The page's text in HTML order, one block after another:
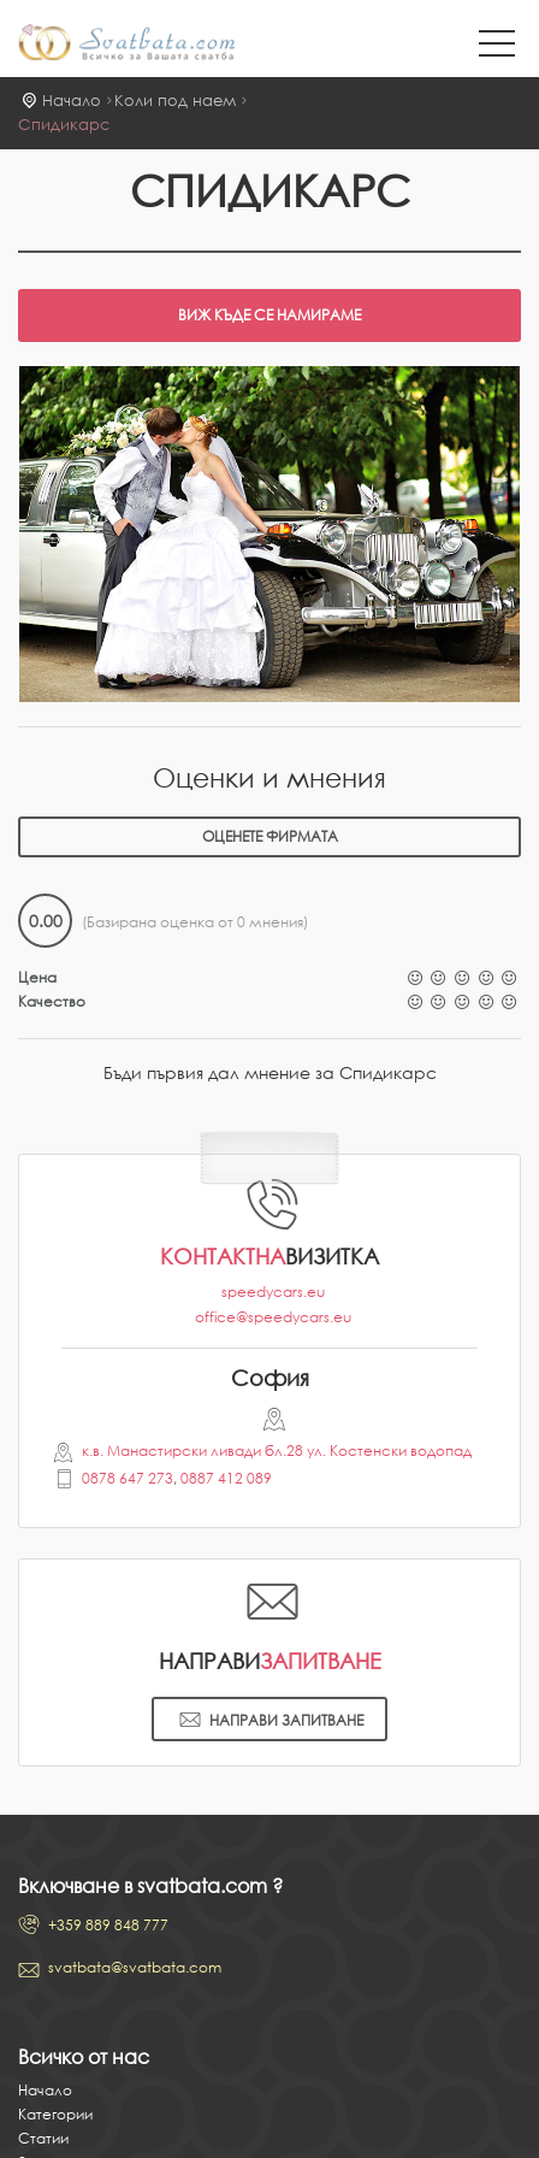
Начало
Коли под наем
Спидикарс
СПИДИКАРС
Оценки и мнения
ОЦЕНЕТЕ ФИРМАТА
0.00 (Базирана оценка от 0 мнения)
Цена
Качество
Бъди първия дал мнение за Спидикарс
КОНТАКТНАВИЗИТКА
speedycars.eu
office@speedycars.eu
София
к.в. Манастирски ливади бл.28 ул. Костенски водопад
0878 647 273,0887 412 089
НАПРАВИЗАПИТВАНЕ
НАПРАВИ ЗАПИТВАНЕ
Включване в svatbata.com ?
+359 889 848 777
svatbata@svatbata.com
Всичко от нас
Начало
Категории
Статии